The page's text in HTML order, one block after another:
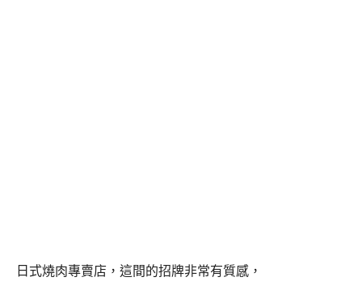
日式燒肉專賣店，這間的招牌非常有質感，